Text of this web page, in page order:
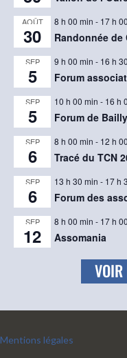
AOÛT
30
8 h 00 min - 17 h
Randonnée de
SEP
5
9 h 00 min - 16 h
Forum
SEP
5
10 h 00 min - 16 h
Forum de
SEP
6
8 h 00 min - 12 h
Tracé du TCN
SEP
6
13 h 30 min - 17 h
Forum des
SEP
12
8 h 00 min - 17 h
Assomania
VOIR
Mentions légales